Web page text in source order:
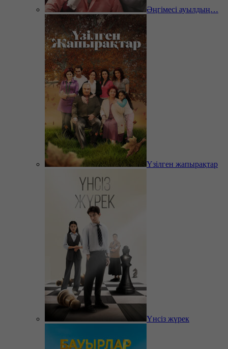
Әңгімесі ауылдың…
Үзілген жапырақтар
Үнсіз жүрек